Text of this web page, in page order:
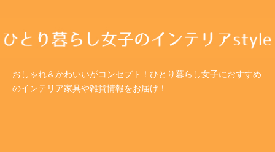
おしゃれ＆かわいいがコンセプト！ひとり暮らし女子におすすめ
のインテリア家具や雑貨情報をお届け！